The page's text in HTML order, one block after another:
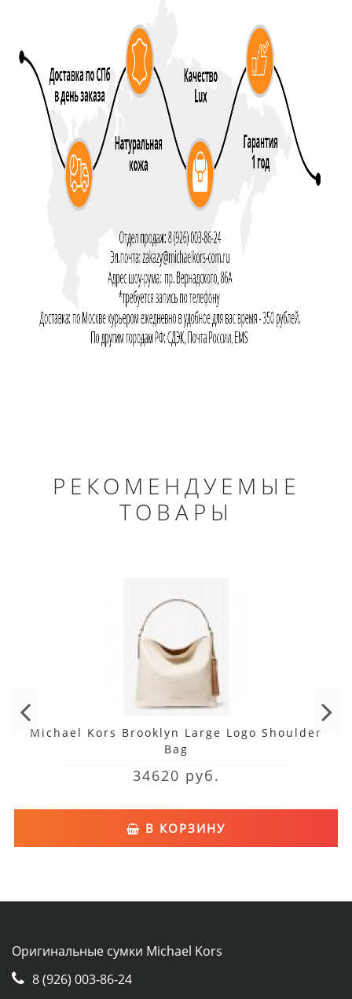
РЕКОМЕНДУЕМЫЕ
ТОВАРЫ
Michael Kors Brooklyn Large Logo Shoulder
Bag
34620 руб.
В КОРЗИНУ
Оригинальные сумки Michael Kors
8 (926) 003-86-24